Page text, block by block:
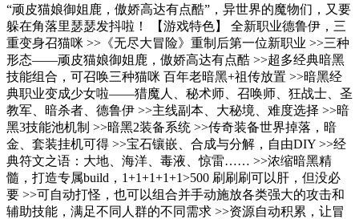
“顽皮猫娘御姐鹿，傲娇高达有点酷”，异世界的魔物们，又要
躲在角落里瑟瑟发抖啦！ 【游戏特色】 全新职业德鲁伊，三
重变身召猫咪 >>《无尽大冒险》重制后第一位新职业 >>三种
形态——顽皮猫娘御姐鹿，傲娇高达有点酷 >>超多经典暗黑
技能组合，可召唤三种猫咪 百年老暗黑+祖传放置 >>暗黑经
典职业变成少女啦——猎魔人、秘术师、召唤师、狂战士、圣
教军、暗杀者、德鲁伊 >>主线副本、大秘境、难度选择 >>暗
黑3技能池机制 >>暗黑2装备系统 >>传奇装备世界掉落，暗
金、套装挂机可得 >>宝石镶嵌、合成与分解，自由DIY >>经
典符文之语：大地、海洋、毒液、惊雷…… >>浓缩暗黑精
髓，打造专属build，1+1+1+1+1>500 刷刷刷可以肝，但没必
要 >>可自动打怪，也可以组合并手动施放各类强大的攻击和
辅助技能，满足不同人群的不同需求 >>资源自动积累，让冒